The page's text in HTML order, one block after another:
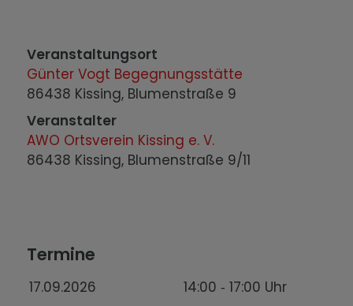
Termine
17.09.2026 14:00 ‐ 17:00 Uhr
Veranstaltungsort
Günter Vogt Begegnungsstätte
86438 Kissing, Blumenstraße 9
Veranstalter
AWO Ortsverein Kissing e. V.
86438 Kissing, Blumenstraße 9/11